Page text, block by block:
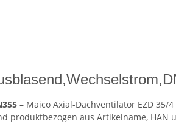
– Maico Axial-Dachventilator EZD 35/
produktbezogen aus Artikelname,